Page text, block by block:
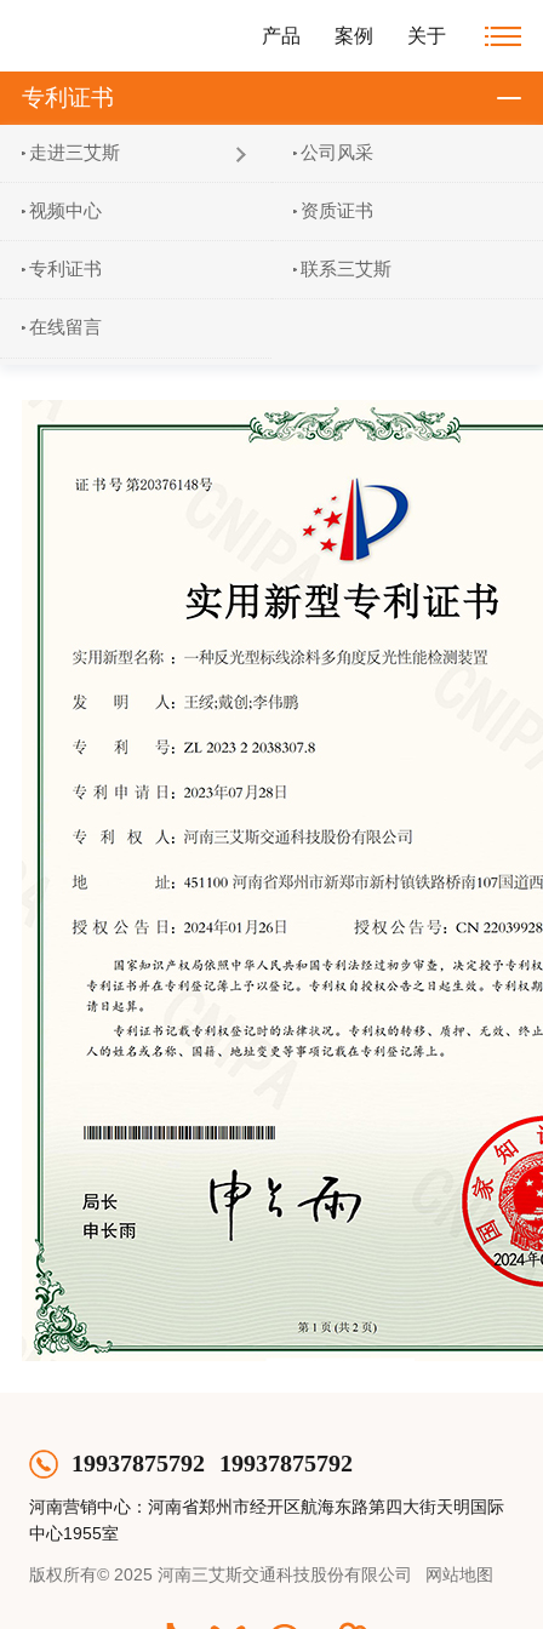
产品 案例 关于
专利证书
走进三艾斯 公司风采
视频中心 资质证书
专利证书 联系三艾斯
在线留言
19937875792 19937875792
河南营销中心：河南省郑州市经开区航海东路第四大街天明国际
中心1955室
版权所有© 2025 河南三艾斯交通科技股份有限公司 网站地图